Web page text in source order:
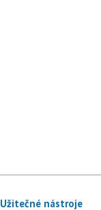
Užitečné nástroje